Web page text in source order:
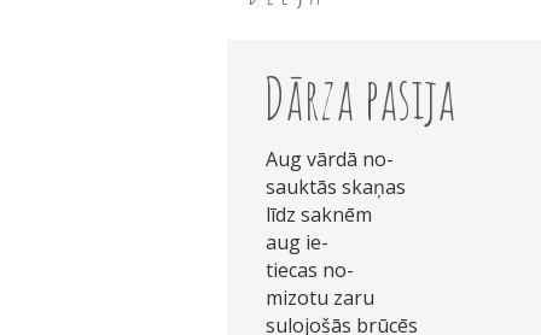
Dārza pasija
Aug vārdā no-
sauktās skaņas
līdz saknēm
aug ie-
tiecas no-
mizotu zaru
sulojošās brūcēs